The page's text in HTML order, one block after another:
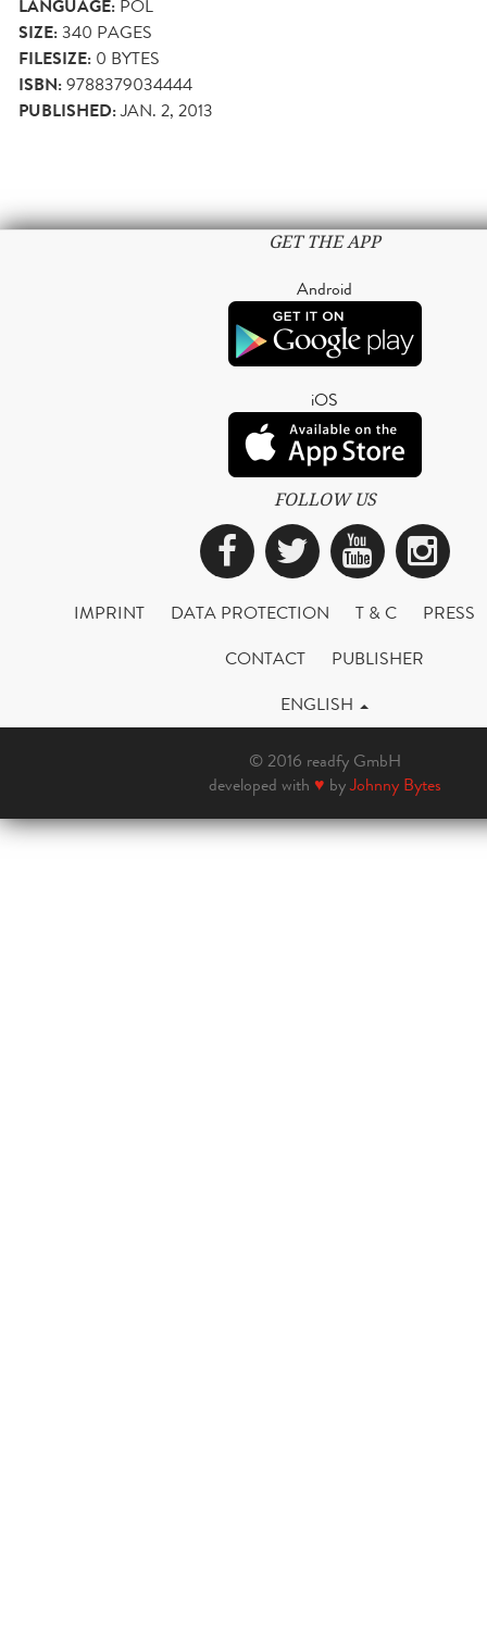
LANGUAGE: POL
SIZE:340 PAGES
FILESIZE: 0 BYTES
ISBN:9788379034444
PUBLISHED:JAN. 2, 2013
GET THE APP
Android
iOS
FOLLOW US
Facebook
Twitter
IMPRINT DATA PROTECTION T & C
PRESS
CONTACT
PUBLISHER
ENGLISH
© 2016 readfy GmbH
developed with ♥ byJohnny Bytes